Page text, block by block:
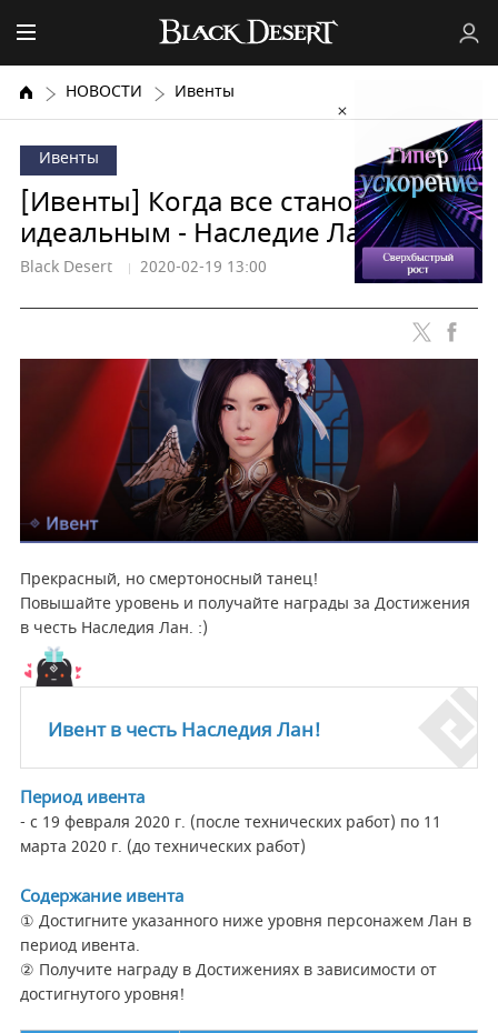
НОВОСТИ Ивенты
Ивенты
[Ивенты] Когда все становится
идеальным - Наследие Лан!
Black Desert 2020-02-19 13:00
Прекрасный, но смертоносный танец!
Повышайте уровень и получайте награды за Достижения
в честь Наследия Лан. :)
Ивент в честь Наследия Лан!
Период ивента
- с 19 февраля 2020 г. (после технических работ) по 11
марта 2020 г. (до технических работ)
Содержание ивента
① Достигните указанного ниже уровня персонажем Лан в
период ивента.
② Получите награду в Достижениях в зависимости от
достигнутого уровня!